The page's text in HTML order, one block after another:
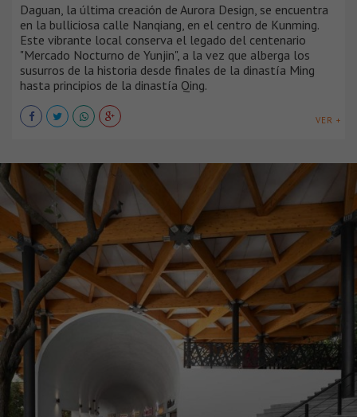
Daguan, la última creación de Aurora Design, se encuentra
en la bulliciosa calle Nanqiang, en el centro de Kunming.
Este vibrante local conserva el legado del centenario
"Mercado Nocturno de Yunjin", a la vez que alberga los
susurros de la historia desde finales de la dinastía Ming
hasta principios de la dinastía Qing.
VER +